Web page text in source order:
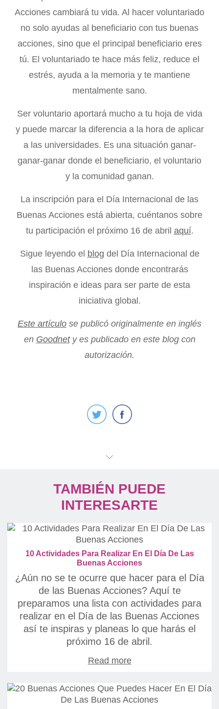
Acciones cambiará tu vida. Al hacer voluntariado
no solo ayudas al beneficiario con tus buenas
acciones, sino que el principal beneficiario eres
tú. El voluntariado te hace más feliz, reduce el
estrés, ayuda a la memoria y te mantiene
mentalmente sano.
Ser voluntario aportará mucho a tu hoja de vida
y puede marcar la diferencia a la hora de aplicar
a las universidades. Es una situación ganar-
ganar-ganar donde el beneficiario, el voluntario
y la comunidad ganan.
La inscripción para el Día Internacional de las
Buenas Acciones está abierta, cuéntanos sobre
tu participación el próximo 16 de abril aquí.
Sigue leyendo el blog del Día Internacional de
las Buenas Acciones donde encontrarás
inspiración e ideas para ser parte de esta
iniciativa global.
Este artículo se publicó originalmente en inglés
en Goodnety es publicado en este blog con
autorización.
TAMBIÉN PUEDE
INTERESARTE
10 Actividades Para Realizar En El Día De Las
Buenas Acciones
¿Aún no se te ocurre que hacer para el Día
de las Buenas Acciones? Aquí te
preparamos una lista con actividades para
realizar en el Día de las Buenas Acciones
así te inspiras y planeas lo que harás el
próximo 16 de abril.
Read more